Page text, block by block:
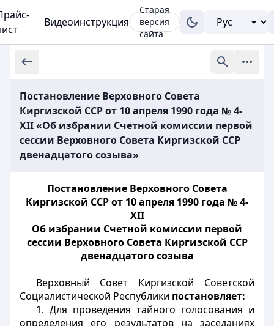
Видеоинструкция
Старая
версия
сайта
Постановление Верховного Совета
Киргизской ССР от 10 апреля 1990 года № 4-
XII «Об избрании Счетной комиссии первой
сессии Верховного Совета Киргизской ССР
двенадцатого созыва»
Постановление Верховного Совета
Киргизской ССР от 10 апреля 1990 года № 4-
XII
Об избрании Счетной комиссии первой
сессии Верховного Совета Киргизской ССР
двенадцатого созыва
Верховный Совет Киргизской Советской
Социалистической Республики постановляет:
1. Для проведения тайного голосования и
определения его результатов на заседаниях